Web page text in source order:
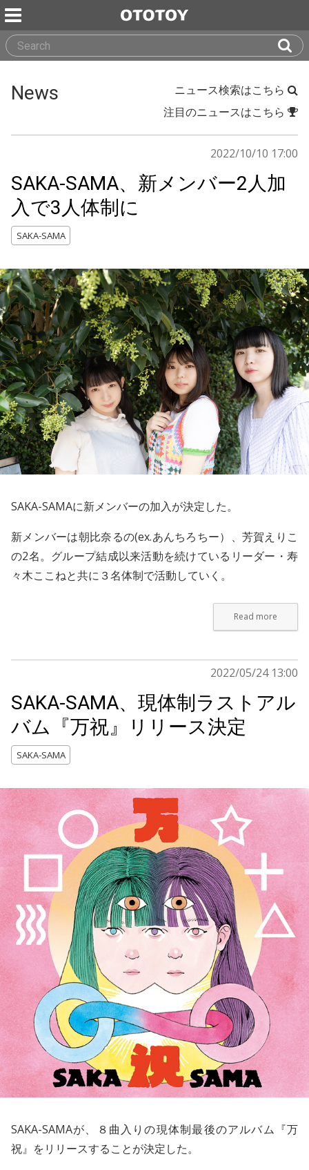
News
ニュース検索はこちら
注目のニュースはこちら
2022/10/10 17:00
SAKA-SAMA、新メンバー2人加
入で3人体制に
SAKA-SAMA
SAKA-SAMAに新メンバーの加入が決定した。
新メンバーは朝比奈るの(ex.あんちろちー）、芳賀えりこ
の2名。グループ結成以来活動を続けているリーダー・寿
々木ここねと共に３名体制で活動していく。
Read more
2022/05/24 13:00
SAKA-SAMA、現体制ラストアル
バム『万祝』リリース決定
SAKA-SAMA
SAKA-SAMAが、８曲入りの現体制最後のアルバム『万
祝』をリリースすることが決定した。